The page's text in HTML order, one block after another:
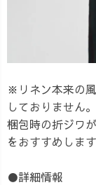
※リネン本来の
しておりません。
梱包時の折ジワ
をおすすめします
●詳細情報